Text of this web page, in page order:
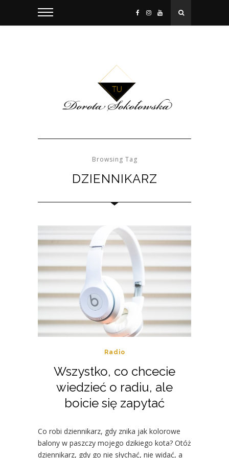
Browsing Tag
DZIENNIKARZ
Radio
Wszystko, co chcecie
wiedzieć o radiu, ale
boicie się zapytać
Co robi dziennikarz, gdy znika jak kolorowe
balony w paszczy mojego dzikiego kota? Otóż
dziennikarz, gdy go nie słychać, nie widać, a